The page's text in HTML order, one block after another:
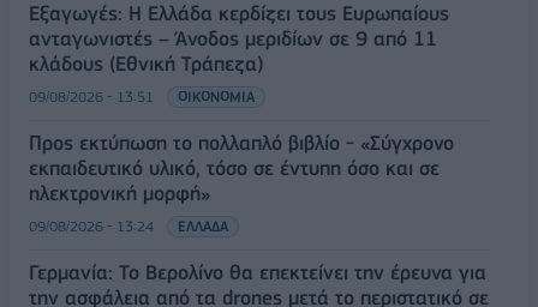
Εξαγωγές: Η Ελλάδα κερδίζει τους Ευρωπαίους
ανταγωνιστές – Άνοδος μεριδίων σε 9 από 11
κλάδους (Εθνική Τράπεζα)
09/08/2026 - 13:51 ΟΙΚΟΝΟΜΙΑ
Προς εκτύπωση το πολλαπλό βιβλίο - «Σύγχρονο
εκπαιδευτικό υλικό, τόσο σε έντυπη όσο και σε
ηλεκτρονική μορφή»
09/08/2026 - 13:24 ΕΛΛΑΔΑ
Γερμανία: Το Βερολίνο θα επεκτείνει την έρευνα για
την ασφάλεια από τα drones μετά το περιστατικό σε